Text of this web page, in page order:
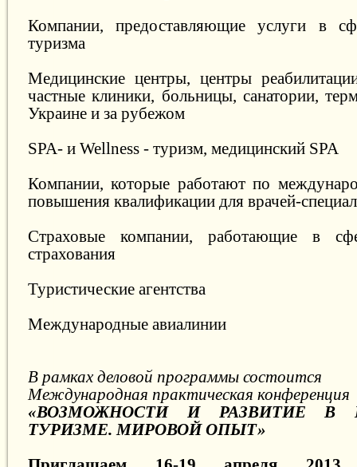
Компании, предоставляющие услуги в
туризма
Медицинские центры, центры
частные клиники, больницы, санатории,
Украине и за рубежом
SPA- и Wellness - туризм, медицинский SPA
Компании, которые работают по
повышения квалификации для врачей-
Страховые компании, работающие в
страхования
Туристические агентства
Международные авиалинии
В рамках деловой программы состоится
Международная практическая конференция
«ВОЗМОЖНОСТИ И РАЗВИТИЕ В
ТУРИЗМЕ. МИРОВОЙ ОПЫТ»